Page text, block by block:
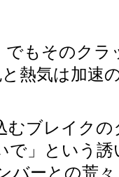
でもそのクラ
熱気は加速
むブレイク
で」という誘
バーとの荒